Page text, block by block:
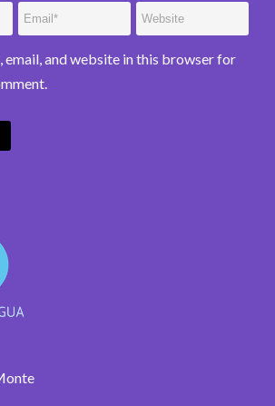
email, and website in this browser for